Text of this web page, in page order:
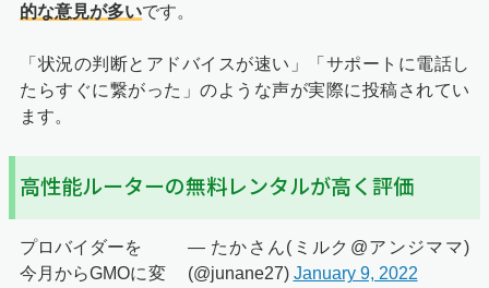
的な意見が多いです。
「状況の判断とアドバイスが速い」「サポートに電話し
たらすぐに繋がった」のような声が実際に投稿されてい
ます。
高性能ルーターの無料レンタルが高く評価
プロバイダーを
今月からGMOに変
— たかさん(ミルク@アンジママ)
(@junane27) January 9, 2022